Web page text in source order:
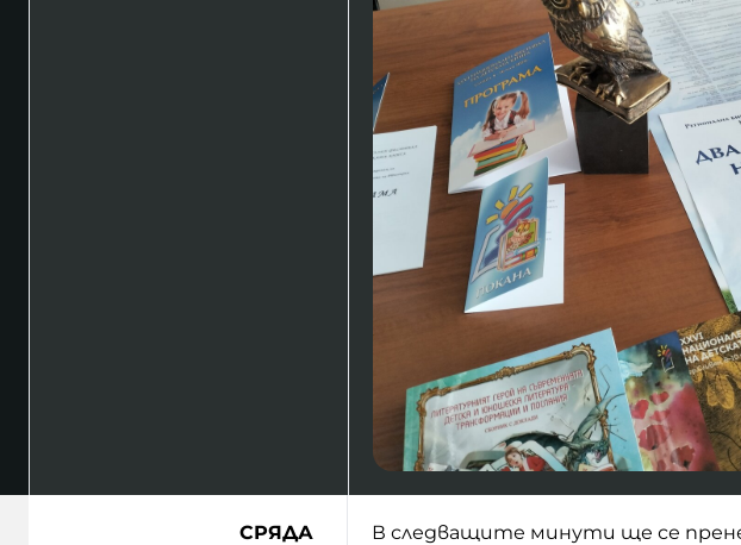
СРЯДА
В следващите минути ще се